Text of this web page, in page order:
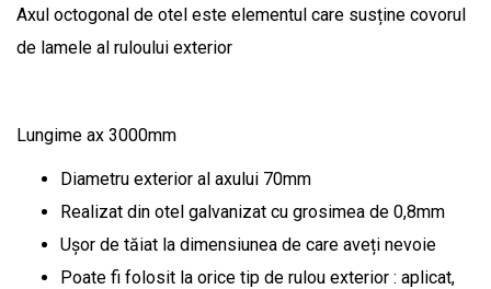
Axul octogonal de otel este elementul care susține covorul
de lamele al ruloului exterior
Lungime ax 3000mm
Diametru exterior al axului 70mm
Realizat din otel galvanizat cu grosimea de 0,8mm
Ușor de tăiat la dimensiunea de care aveți nevoie
Poate fi folosit la orice tip de rulou exterior : aplicat,